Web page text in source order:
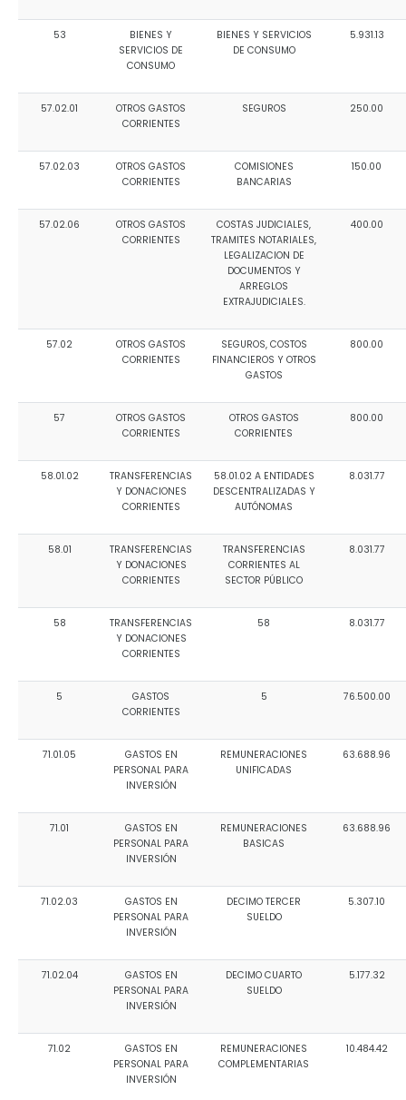
53
BIENES Y
SERVICIOS DE
CONSUMO
BIENES Y SERVICIOS
DE CONSUMO
5.931.13
57.02.01
OTROS GASTOS
CORRIENTES
SEGUROS 250.00
57.02.03
OTROS GASTOS
CORRIENTES
COMISIONES
BANCARIAS
150.00
57.02.06
OTROS GASTOS
CORRIENTES
COSTAS JUDICIALES,
TRAMITES NOTARIALES,
LEGALIZACION DE
DOCUMENTOS Y
ARREGLOS
EXTRAJUDICIALES.
400.00
57.02
OTROS GASTOS
CORRIENTES
SEGUROS, COSTOS
FINANCIEROS Y OTROS
GASTOS
800.00
57
OTROS GASTOS
CORRIENTES
OTROS GASTOS
CORRIENTES
800.00
58.01.02
TRANSFERENCIAS
Y DONACIONES
CORRIENTES
58.01.02 A ENTIDADES
DESCENTRALIZADAS Y
AUTÓNOMAS
8.031.77
58.01
TRANSFERENCIAS
Y DONACIONES
CORRIENTES
TRANSFERENCIAS
CORRIENTES AL
SECTOR PÚBLICO
8.031.77
58
TRANSFERENCIAS
Y DONACIONES
CORRIENTES
58 8.031.77
5
GASTOS
CORRIENTES
5 76.500.00
71.01.05
GASTOS EN
PERSONAL PARA
INVERSIÓN
REMUNERACIONES
UNIFICADAS
63.688.96
71.01
GASTOS EN
PERSONAL PARA
INVERSIÓN
REMUNERACIONES
BASICAS
63.688.96
71.02.03
GASTOS EN
PERSONAL PARA
INVERSIÓN
DECIMO TERCER
SUELDO
5.307.10
71.02.04
GASTOS EN
PERSONAL PARA
INVERSIÓN
DECIMO CUARTO
SUELDO
5.177.32
71.02
GASTOS EN
PERSONAL PARA
INVERSIÓN
REMUNERACIONES
COMPLEMENTARIAS
10.484.42